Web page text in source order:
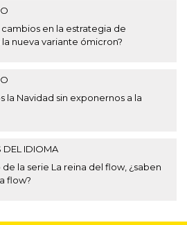
en la estrategia de
nueva variante ómicron?
la Navidad sin exponernos a la
DEL IDIOMA
la serie La reina del flow, ¿saben
flow?